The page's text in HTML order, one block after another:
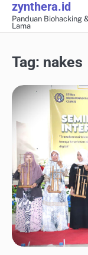
Skip
content
zynthera.id
Panduan Biohacking
Lama
Tag: nakes